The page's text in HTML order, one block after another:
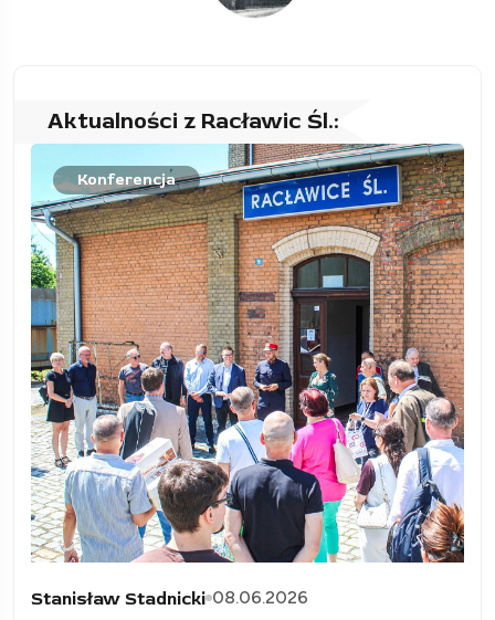
Aktualności z Racławic Śl.:
Konferencja
Stanisław Stadnicki 08.06.2026